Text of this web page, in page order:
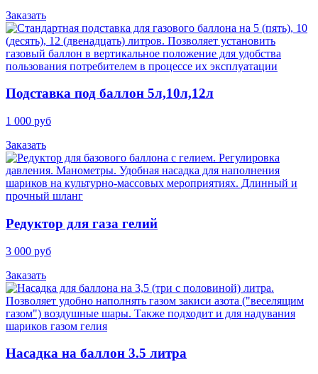
Заказать
Подставка под баллон 5л,10л,12л
1 000 руб
Заказать
Редуктор для газа гелий
3 000 руб
Заказать
Насадка на баллон 3.5 литра